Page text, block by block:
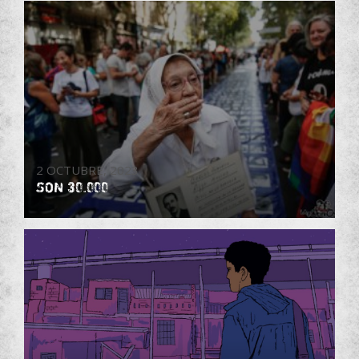
Derechos Humanos
2 OCTUBRE, 2023
SON 30.000